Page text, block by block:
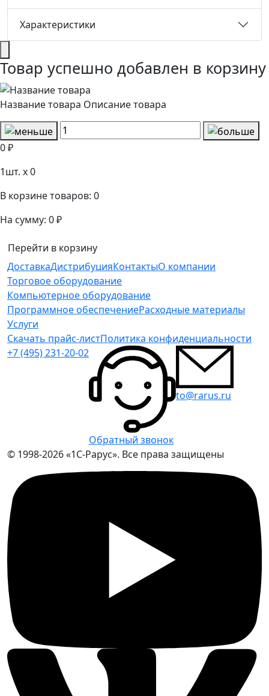
Характеристики
Товар успешно добавлен в корзину
Название товара Описание товара
0 ₽
1шт. x0
В корзине товаров: 0
На сумму: 0 ₽
Перейти в корзину
ДоставкаДистрибуцияКонтактыО компании
Торговое оборудование
Компьютерное оборудование
Программное обеспечениеРасходные материалы
Услуги
Скачать прайс-листПолитика конфиденциальности
+7 (495) 231-20-02
Обратный звонок
to@rarus.ru
© 1998-2026 «1С-Рарус». Все права защищены